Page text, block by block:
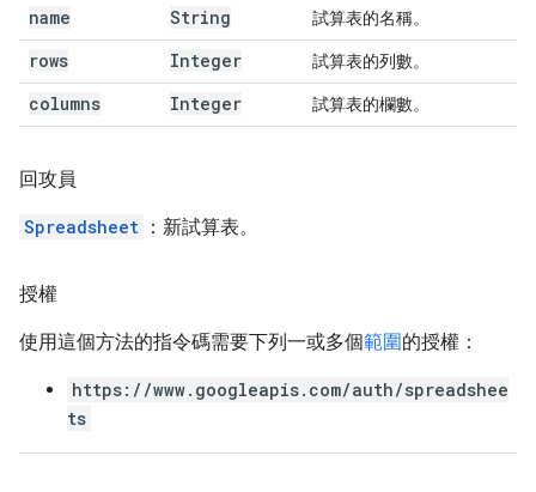
name String 試算表的名稱。
rows Integer 試算表的列數。
columns Integer 試算表的欄數。
回攻員
Spreadsheet ：新試算表。
授權
使用這個方法的指令碼需要下列一或多個範圍的授權：
https://www.googleapis.com/auth/spreadshee
ts